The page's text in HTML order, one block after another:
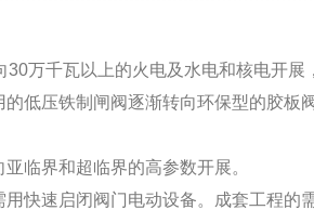
万千瓦以上的火电及水电和核电开
低压铁制闸阀逐渐转向环保型的胶
临界和超临界的高参数开展。
速启闭阀门电动设备。成套工程的